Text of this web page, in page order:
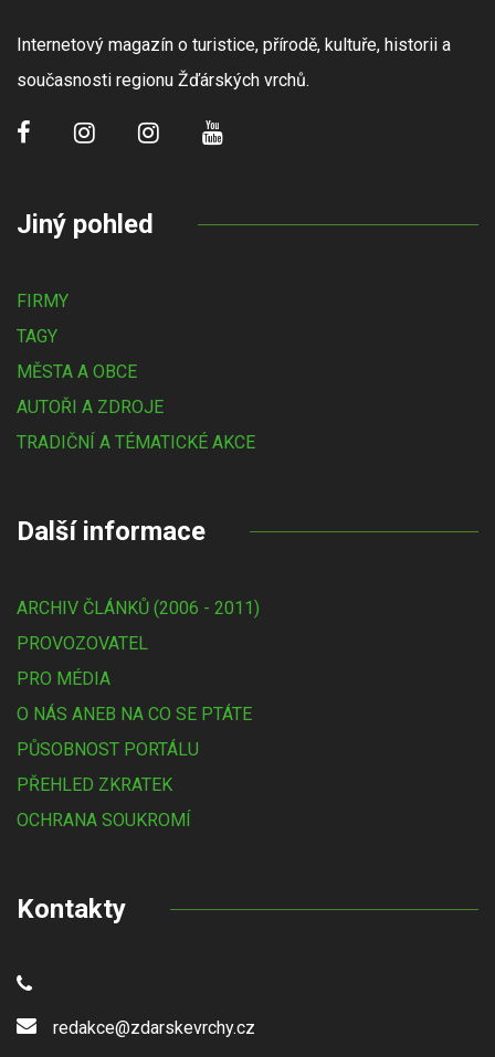
Internetový magazín o turistice, přírodě, kultuře, historii a
současnosti regionu Žďárských vrchů.
Jiný pohled
FIRMY
TAGY
MĚSTA A OBCE
AUTOŘI A ZDROJE
TRADIČNÍ A TÉMATICKÉ AKCE
Další informace
ARCHIV ČLÁNKŮ (2006 - 2011)
PROVOZOVATEL
PRO MÉDIA
O NÁS ANEB NA CO SE PTÁTE
PŮSOBNOST PORTÁLU
PŘEHLED ZKRATEK
OCHRANA SOUKROMÍ
Kontakty
redakce@zdarskevrchy.cz